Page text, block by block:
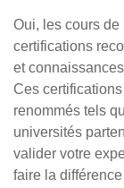
Oui, les cours
certifications
et
Ces
renommés tels
universités
valider votre
faire la